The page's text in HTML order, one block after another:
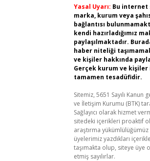
Yasal Uyarı: Bu internet
marka, kurum veya
bağlantısı
kendi hazırladığımız
paylaşılmaktadır.
haber niteliği
ve kişiler hakkında
Gerçek kurum ve
tamamen tesadüfidir.
Sitemiz, 5651 Sayılı
ve İletişim Kurumu (BTK)
Sağlayıcı olarak hizmet
sitedeki içerikleri proaktif
araştırma
üyelerimiz yazdıkları
taşımakta olup, siteye üye
etmiş sayılırlar.